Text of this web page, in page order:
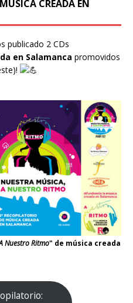
CREADA EN
publicado 2 CDs
en Salamanca promovidos
Nuestro Ritmo" de música creada